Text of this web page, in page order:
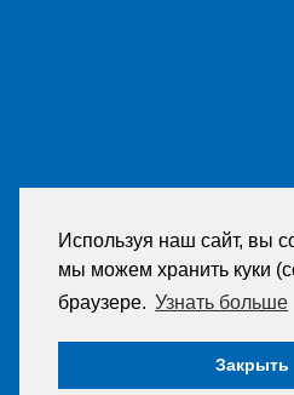
Используя наш сайт, вы
мы можем хранить куки
браузере. Узнать больше
Закрыть
2007-2026 © ООО «ТД
приобретением и не